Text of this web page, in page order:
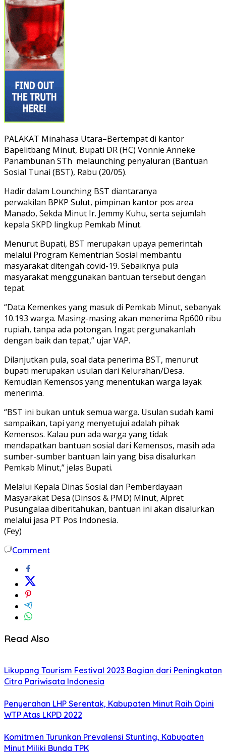
PALAKAT Minahasa Utara–Bertempat di kantor
Bapelitbang Minut, Bupati DR (HC) Vonnie Anneke
Panambunan STh melaunching penyaluran (Bantuan
Sosial Tunai (BST), Rabu (20/05).
Hadir dalam Lounching BST diantaranya
perwakilan BPKP Sulut, pimpinan kantor pos area
Manado, Sekda Minut Ir. Jemmy Kuhu, serta sejumlah
kepala SKPD lingkup Pemkab Minut.
Menurut Bupati, BST merupakan upaya pemerintah
melalui Program Kementrian Sosial membantu
masyarakat ditengah covid-19. Sebaiknya pula
masyarakat menggunakan bantuan tersebut dengan
tepat.
“Data Kemenkes yang masuk di Pemkab Minut, sebanyak
10.193 warga. Masing-masing akan menerima Rp600 ribu
rupiah, tanpa ada potongan. Ingat pergunakanlah
dengan baik dan tepat,” ujar VAP.
Dilanjutkan pula, soal data penerima BST, menurut
bupati merupakan usulan dari Kelurahan/Desa.
Kemudian Kemensos yang menentukan warga layak
menerima.
“BST ini bukan untuk semua warga. Usulan sudah kami
sampaikan, tapi yang menyetujui adalah pihak
Kemensos. Kalau pun ada warga yang tidak
mendapatkan bantuan sosial dari Kemensos, masih ada
sumber-sumber bantuan lain yang bisa disalurkan
Pemkab Minut,” jelas Bupati.
Melalui Kepala Dinas Sosial dan Pemberdayaan
Masyarakat Desa (Dinsos & PMD) Minut, Alpret
Pusungalaa diberitahukan, bantuan ini akan disalurkan
melalui jasa PT Pos Indonesia.
(Fey)
Comment
Read Also
Likupang Tourism Festival 2023 Bagian dari Peningkatan
Citra Pariwisata Indonesia
Penyerahan LHP Serentak, Kabupaten Minut Raih Opini
WTP Atas LKPD 2022
Komitmen Turunkan Prevalensi Stunting, Kabupaten
Minut Miliki Bunda TPK